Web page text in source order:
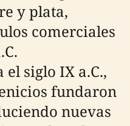
y plata,
comerciales
el siglo IX a.C.,
fundaron
nuevas